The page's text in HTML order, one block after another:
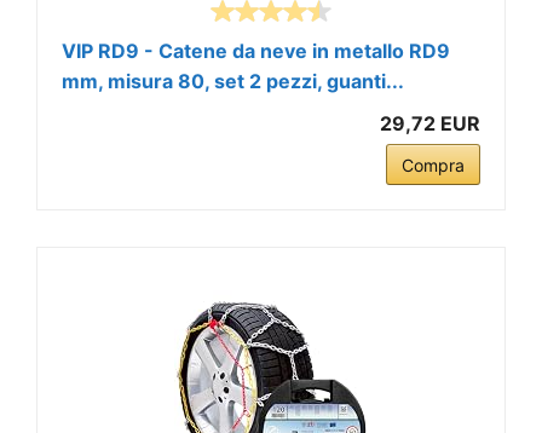
VIP RD9 - Catene da neve in metallo RD9
mm, misura 80, set 2 pezzi, guanti...
29,72 EUR
Compra